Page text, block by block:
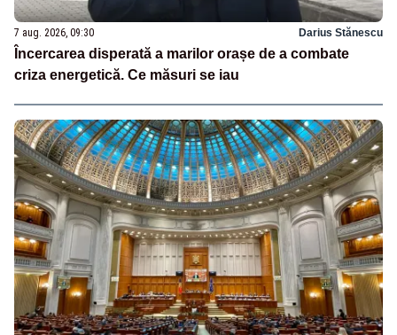
7 aug. 2026, 09:30 Darius Stănescu
Încercarea disperată a marilor orașe de a combate
criza energetică. Ce măsuri se iau